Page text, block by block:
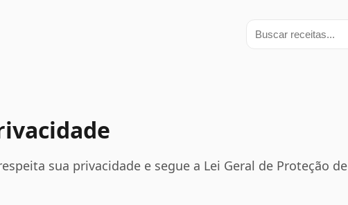
Buscar receitas
sua privacidade e segue a Lei Geral de Proteção de